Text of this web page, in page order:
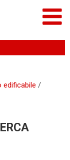
edificabile /